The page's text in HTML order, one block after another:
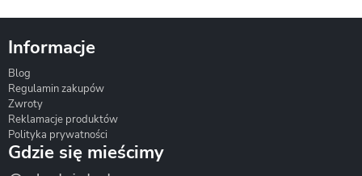
Informacje
Blog
Regulamin zakupów
Zwroty
Reklamacje produktów
Polityka prywatności
Gdzie się mieścimy